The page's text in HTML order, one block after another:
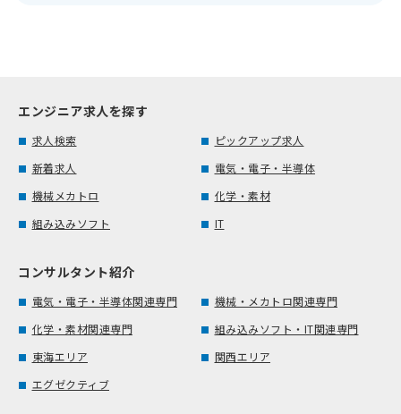
エンジニア求人を探す
求人検索
ピックアップ求人
新着求人
電気・電子・半導体
機械メカトロ
化学・素材
組み込みソフト
IT
コンサルタント紹介
電気・電子・半導体関連専門
機械・メカトロ関連専門
化学・素材関連専門
組み込みソフト・IT関連専門
東海エリア
関西エリア
エグゼクティブ